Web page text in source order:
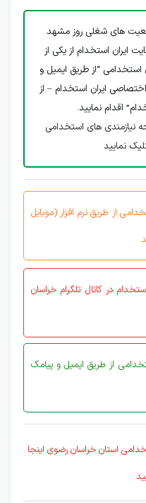
های شغلی روز مشهد
ایران استخدام از یکی از
“از طریق ایمیل و
ایران استخدام – از
اقدام نمایید.
های استخدامی
نمایید
از طریق نرم افزار (موبایل
در کانال تلگرام خراسان
از طریق ایمیل و پیامک
استان خراسان رضوی اینجا